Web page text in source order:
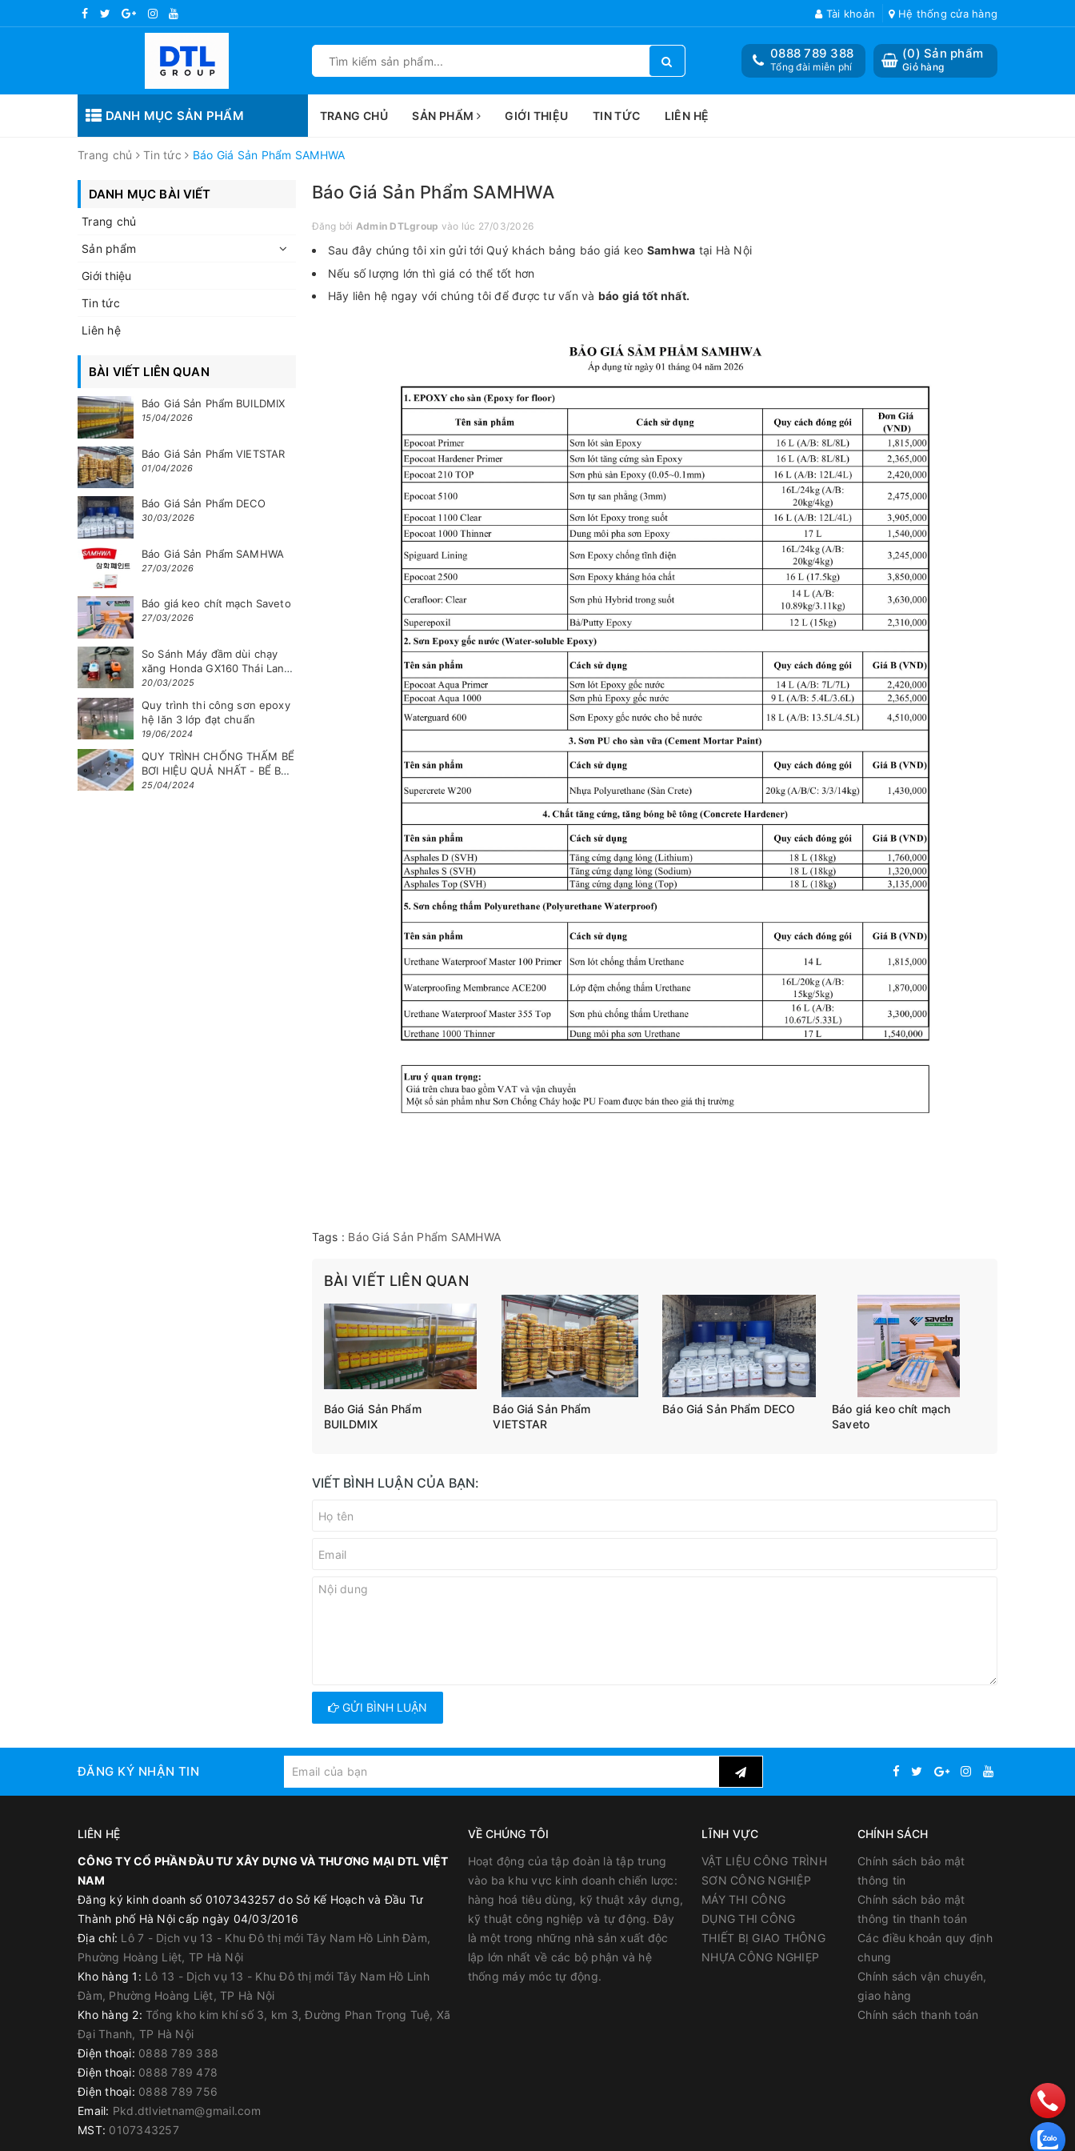
Tài khoản Hệ thống cửa hàng
(0) Sản phẩm
Giỏ hàng
0888 789 388
Tổng đài miễn phí
DANH MỤC SẢN PHẨM TRANG CHỦ SẢN PHẨM GIỚI THIỆU TIN TỨC LIÊN HỆ
Trang chủ Tin tức Báo Giá Sản Phẩm SAMHWA
Báo Giá Sản Phẩm SAMHWA
Đăng bởi Admin DTLgroup vào lúc 27/03/2026
Sau đây chúng tôi xin gửi tới Quý khách bảng báo giá keo Samhwa tại Hà Nội
Nếu số lượng lớn thì giá có thể tốt hơn
Hãy liên hệ ngay với chúng tôi để được tư vấn và báo giá tốt nhất.
Tags : Báo Giá Sản Phẩm SAMHWA
BÀI VIẾT LIÊN QUAN
Báo Giá Sản Phẩm
BUILDMIX
Báo Giá Sản Phẩm
VIETSTAR
Báo Giá Sản Phẩm DECO
Báo giá keo chít mạch
Saveto
VIẾT BÌNH LUẬN CỦA BẠN:
GỬI BÌNH LUẬN
DANH MỤC BÀI VIẾT
Trang chủ
Sản phẩm
Giới thiệu
Tin tức
Liên hệ
BÀI VIẾT LIÊN QUAN
Báo Giá Sản Phẩm BUILDMIX
15/04/2026
Báo Giá Sản Phẩm VIETSTAR
01/04/2026
Báo Giá Sản Phẩm DECO
30/03/2026
Báo Giá Sản Phẩm SAMHWA
27/03/2026
Báo giá keo chít mạch Saveto
27/03/2026
So Sánh Máy đầm dùi chạy
xăng Honda GX160 Thái Lan
và Máy đầm dùi chạy xăng
20/03/2025
Quy trình thi công sơn epoxy
hệ lăn 3 lớp đạt chuẩn
19/06/2024
QUY TRÌNH CHỐNG THẤM BỂ
BƠI HIỆU QUẢ NHẤT - BỂ BÊ
TÔNG CỐT THÉP
25/04/2024
ĐĂNG KÝ NHẬN TIN
LIÊN HỆ
CÔNG TY CỔ PHẦN ĐẦU TƯ XÂY DỰNG VÀ THƯƠNG MẠI DTL VIỆT
NAM
Đăng ký kinh doanh số 0107343257 do Sở Kế Hoạch và Đầu Tư
Thành phố Hà Nội cấp ngày 04/03/2016
Địa chỉ: Lô 7 - Dịch vụ 13 - Khu Đô thị mới Tây Nam Hồ Linh Đàm,
Phường Hoàng Liệt, TP Hà Nội
Kho hàng 1: Lô 13 - Dịch vụ 13 - Khu Đô thị mới Tây Nam Hồ Linh
Đàm, Phường Hoàng Liệt, TP Hà Nội
Kho hàng 2: Tổng kho kim khí số 3, km 3, Đường Phan Trọng Tuệ, Xã
Đại Thanh, TP Hà Nội
Điện thoại: 0888 789 388
Điện thoại: 0888 789 478
Điện thoại: 0888 789 756
Email: Pkd.dtlvietnam@gmail.com
MST: 0107343257
VỀ CHÚNG TÔI
Hoạt động của tập đoàn là tập trung
vào ba khu vực kinh doanh chiến lược:
hàng hoá tiêu dùng, kỹ thuật xây dựng,
kỹ thuật công nghiệp và tự động. Đây
là một trong những nhà sản xuất độc
lập lớn nhất về các bộ phận và hệ
thống máy móc tự động.
LĨNH VỰC
VẬT LIỆU CÔNG TRÌNH
SƠN CÔNG NGHIỆP
MÁY THI CÔNG
DỤNG THI CÔNG
THIẾT BỊ GIAO THÔNG
NHỰA CÔNG NGHIẸP
CHÍNH SÁCH
Chính sách bảo mật
thông tin
Chính sách bảo mật
thông tin thanh toán
Các điều khoản quy định
chung
Chính sách vận chuyển,
giao hàng
Chính sách thanh toán